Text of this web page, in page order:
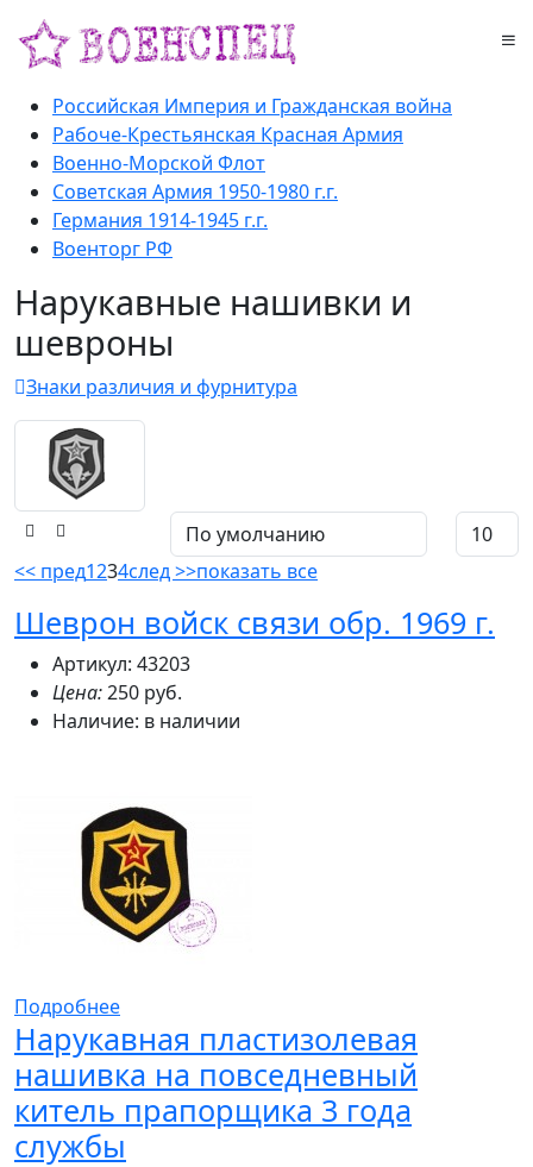
Российская Империя и Гражданская война
Рабоче-Крестьянская Красная Армия
Военно-Морской Флот
Советская Армия 1950-1980 г.г.
Германия 1914-1945 г.г.
Военторг РФ
Нарукавные нашивки и
шевроны
Знаки различия и фурнитура
<< пред1234след >>показать все
Шеврон войск связи обр. 1969 г.
Артикул: 43203
Цена:250 руб.
Наличие: в наличии
Подробнее
Нарукавная пластизолевая
нашивка на повседневный
китель прапорщика 3 года
службы